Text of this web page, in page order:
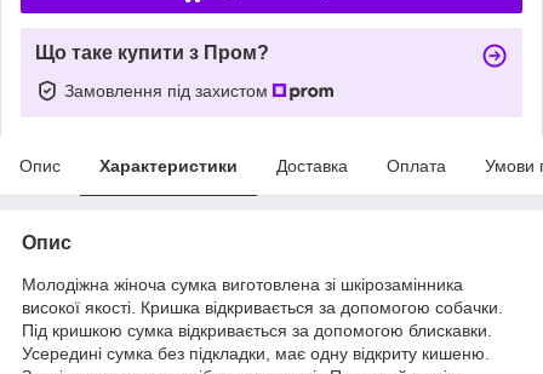
Що таке купити з Пром?
Замовлення під захистом
Опис Характеристики Доставка Оплата Умови
Опис
Молодіжна жіноча сумка виготовлена зі шкірозамінника
високої якості. Кришка відкривається за допомогою собачки.
Під кришкою сумка відкривається за допомогою блискавки.
Усередині сумка без підкладки, має одну відкриту кишеню.